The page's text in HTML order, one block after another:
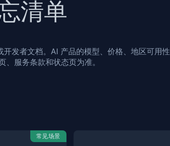
清单
发者文档。AI 产品的模型、价格、地区可用性
服务条款和状态页为准。
常见场景